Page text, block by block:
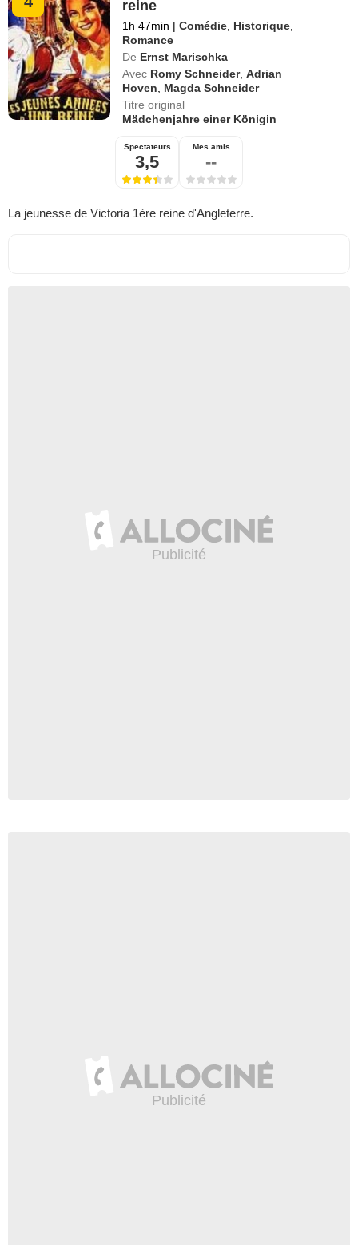
reine
1h 47min | Comédie Historique
Romance
De Ernst Marischka
Avec Romy Schneider,Adrian
Hoven
Magda Schneider
Titre original
Mädchenjahre einer Königin
Spectateurs
3,5
Mes amis
--
La jeunesse de Victoria 1ère reine d'Angleterre.